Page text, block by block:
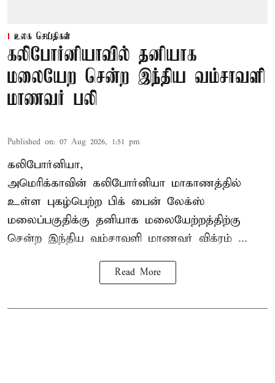
உலக செய்திகள்
கலிபோர்னியாவில் தனியாக
மலையேற சென்ற இந்திய வம்சாவளி
மாணவர் பலி
Published on: 07 Aug 2026, 1:51 pm
கலிபோர்னியா,
அமெரிக்காவின் கலிபோர்னியா மாகாணத்தில்
உள்ள புகழ்பெற்ற பிக் பைன் லேக்ஸ்
மலைப்பகுதிக்கு தனியாக மலையேற்றத்திற்கு
சென்ற இந்திய வம்சாவளி மாணவர் விக்ரம் ...
Read More